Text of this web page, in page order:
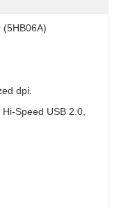
(5HB06A)
dpi.
Speed USB 2.0,